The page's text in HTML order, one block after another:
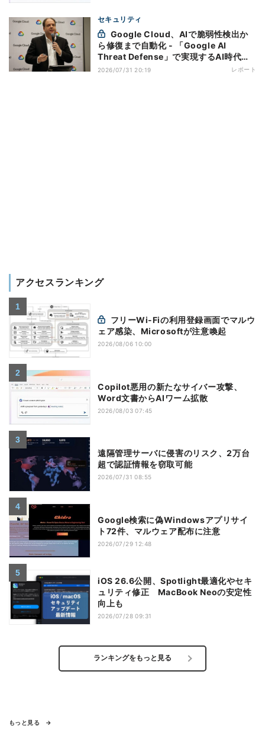
セキュリティ
ら修復まで自動化 - 「Google AI
Threat Defense」で実現するAI時代の
防御戦略
2026/07/31 20:19 レポート
アクセスランキング
ェア感染、Microsoftが注意喚起
2026/08/06 10:00
Copilot悪用の新たなサイバー攻撃、
Word文書からAIワーム拡散
2026/08/03 07:45
遠隔管理サーバに侵害のリスク、2万台
超で認証情報を窃取可能
2026/07/31 08:55
Google検索に偽Windowsアプリサイ
ト72件、マルウェア配布に注意
2026/07/29 12:48
iOS 26.6公開、Spotlight最適化やセキ
ュリティ修正 MacBook Neoの安定性
向上も
2026/07/28 09:31
ランキングをもっと見る
もっと見る